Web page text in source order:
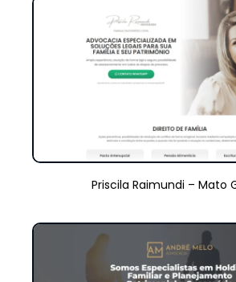
Priscila Raimundi – Mato